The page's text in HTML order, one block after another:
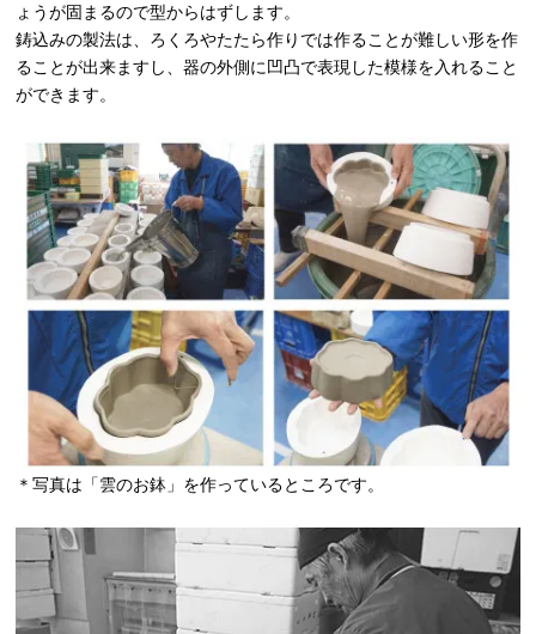
ょうが固まるので型からはずします。
鋳込みの製法は、ろくろやたたら作りでは作ることが難しい形を作
ることが出来ますし、器の外側に凹凸で表現した模様を入れること
ができます。
＊写真は「雲のお鉢」を作っているところです。